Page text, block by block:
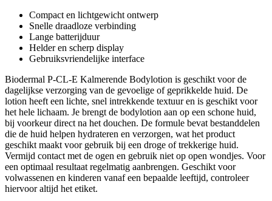
Compact en lichtgewicht ontwerp
Snelle draadloze verbinding
Lange batterijduur
Helder en scherp display
Gebruiksvriendelijke interface
Biodermal P-CL-E Kalmerende Bodylotion is geschikt voor de
dagelijkse verzorging van de gevoelige of geprikkelde huid. De
lotion heeft een lichte, snel intrekkende textuur en is geschikt voor
het hele lichaam. Je brengt de bodylotion aan op een schone huid,
bij voorkeur direct na het douchen. De formule bevat bestanddelen
die de huid helpen hydrateren en verzorgen, wat het product
geschikt maakt voor gebruik bij een droge of trekkerige huid.
Vermijd contact met de ogen en gebruik niet op open wondjes. Voor
een optimaal resultaat regelmatig aanbrengen. Geschikt voor
volwassenen en kinderen vanaf een bepaalde leeftijd, controleer
hiervoor altijd het etiket.